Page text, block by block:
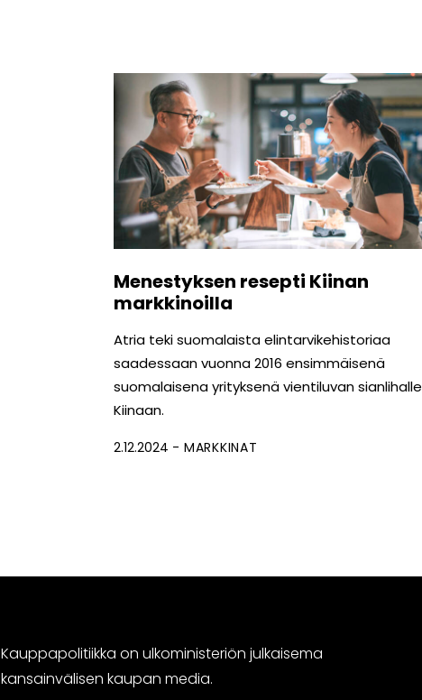
Menestyksen resepti Kiinan
markkinoilla
Atria teki suomalaista elintarvikehistoriaa
saadessaan vuonna 2016 ensimmäisenä
suomalaisena yrityksenä vientiluvan sianlihalle
Kiinaan.
2.12.2024 MARKKINAT
Kauppapolitiikka on ulkoministeriön julkaisema
kansainvälisen kaupan media.